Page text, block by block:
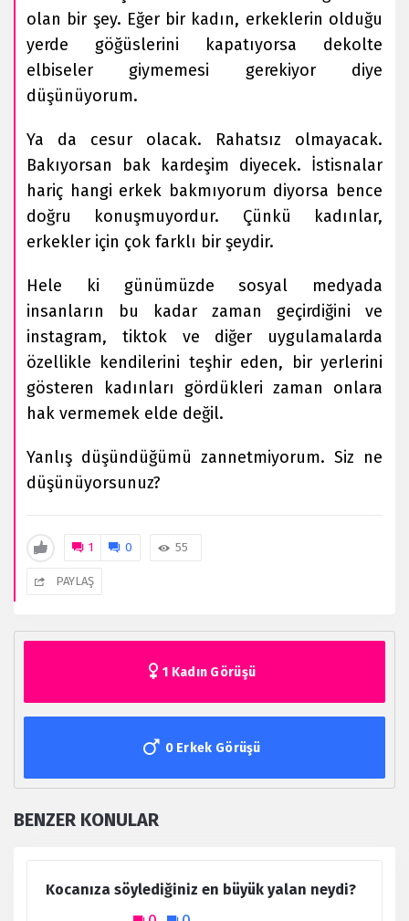
olan bir şey. Eğer bir kadın, erkeklerin olduğu
yerde göğüslerini kapatıyorsa dekolte
elbiseler giymemesi gerekiyor diye
düşünüyorum.
Ya da cesur olacak. Rahatsız olmayacak.
Bakıyorsan bak kardeşim diyecek. İstisnalar
hariç hangi erkek bakmıyorum diyorsa bence
doğru konuşmuyordur. Çünkü kadınlar,
erkekler için çok farklı bir şeydir.
Hele ki günümüzde sosyal medyada
insanların bu kadar zaman geçirdiğini ve
instagram, tiktok ve diğer uygulamalarda
özellikle kendilerini teşhir eden, bir yerlerini
gösteren kadınları gördükleri zaman onlara
hak vermemek elde değil.
Yanlış düşündüğümü zannetmiyorum. Siz ne
düşünüyorsunuz?
1 0 55
PAYLAŞ
1 Kadın Görüşü
0 Erkek Görüşü
BENZER KONULAR
Kocanıza söylediğiniz en büyük yalan neydi?